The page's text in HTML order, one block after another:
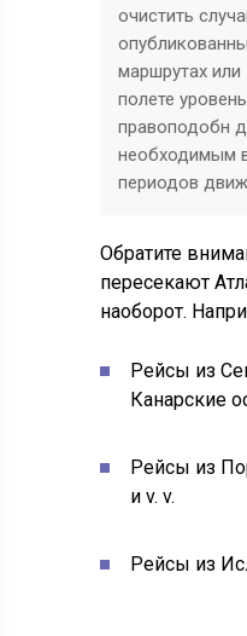
очистить
маршрутах или
полете
правоподобн
необходимым
периодов
Обратите
пересекают
наоборот.
Рейсы из
Канарские
Рейсы из
и v. v.
Рейсы из